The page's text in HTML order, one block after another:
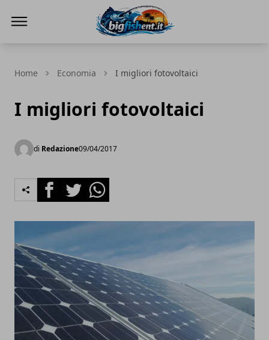
Home Economia I migliori fotovoltaici
I migliori fotovoltaici
di Redazione09/04/2017
FacebookTwitterWhatsapp